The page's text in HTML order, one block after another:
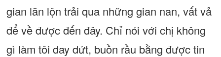
gian lăn lộn trải qua những gian nan, vất vả
để về được đến đây. Chỉ nói với chị không
gì làm tôi day dứt, buồn rầu bằng được tin